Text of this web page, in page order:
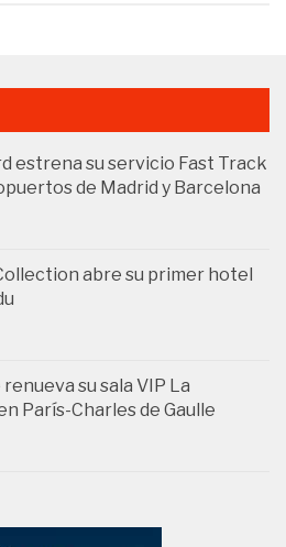
estrena su servicio Fast Track
de Madrid y Barcelona
abre su primer hotel
su sala VIP La
París-Charles de Gaulle